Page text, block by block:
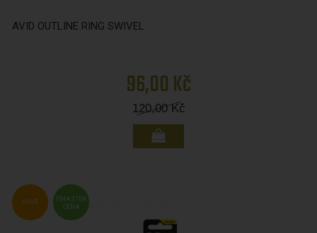
AVID OUTLINE RING SWIVEL
96,00 Kč
120,00Kč
FMASTER
CENA
NOVÉ